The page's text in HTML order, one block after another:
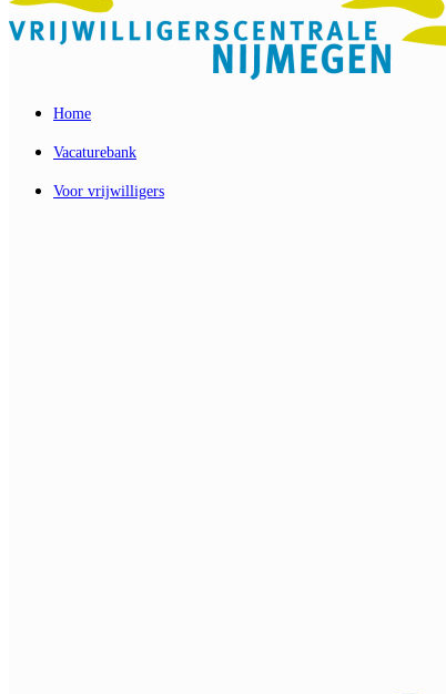
Home
Vacaturebank
Voor vrijwilligers